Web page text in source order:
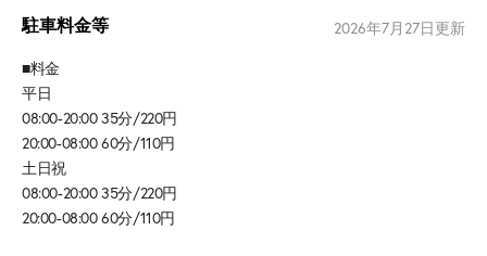
駐車料金等 2026年7月27日更新
■料金
平日
08:00-20:00 35分/220円
20:00-08:00 60分/110円
土日祝
08:00-20:00 35分/220円
20:00-08:00 60分/110円